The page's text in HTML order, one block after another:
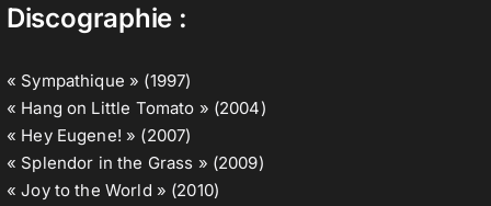
Discographie :
« Sympathique » (1997)
« Hang on Little Tomato » (2004)
« Hey Eugene! » (2007)
« Splendor in the Grass » (2009)
« Joy to the World » (2010)